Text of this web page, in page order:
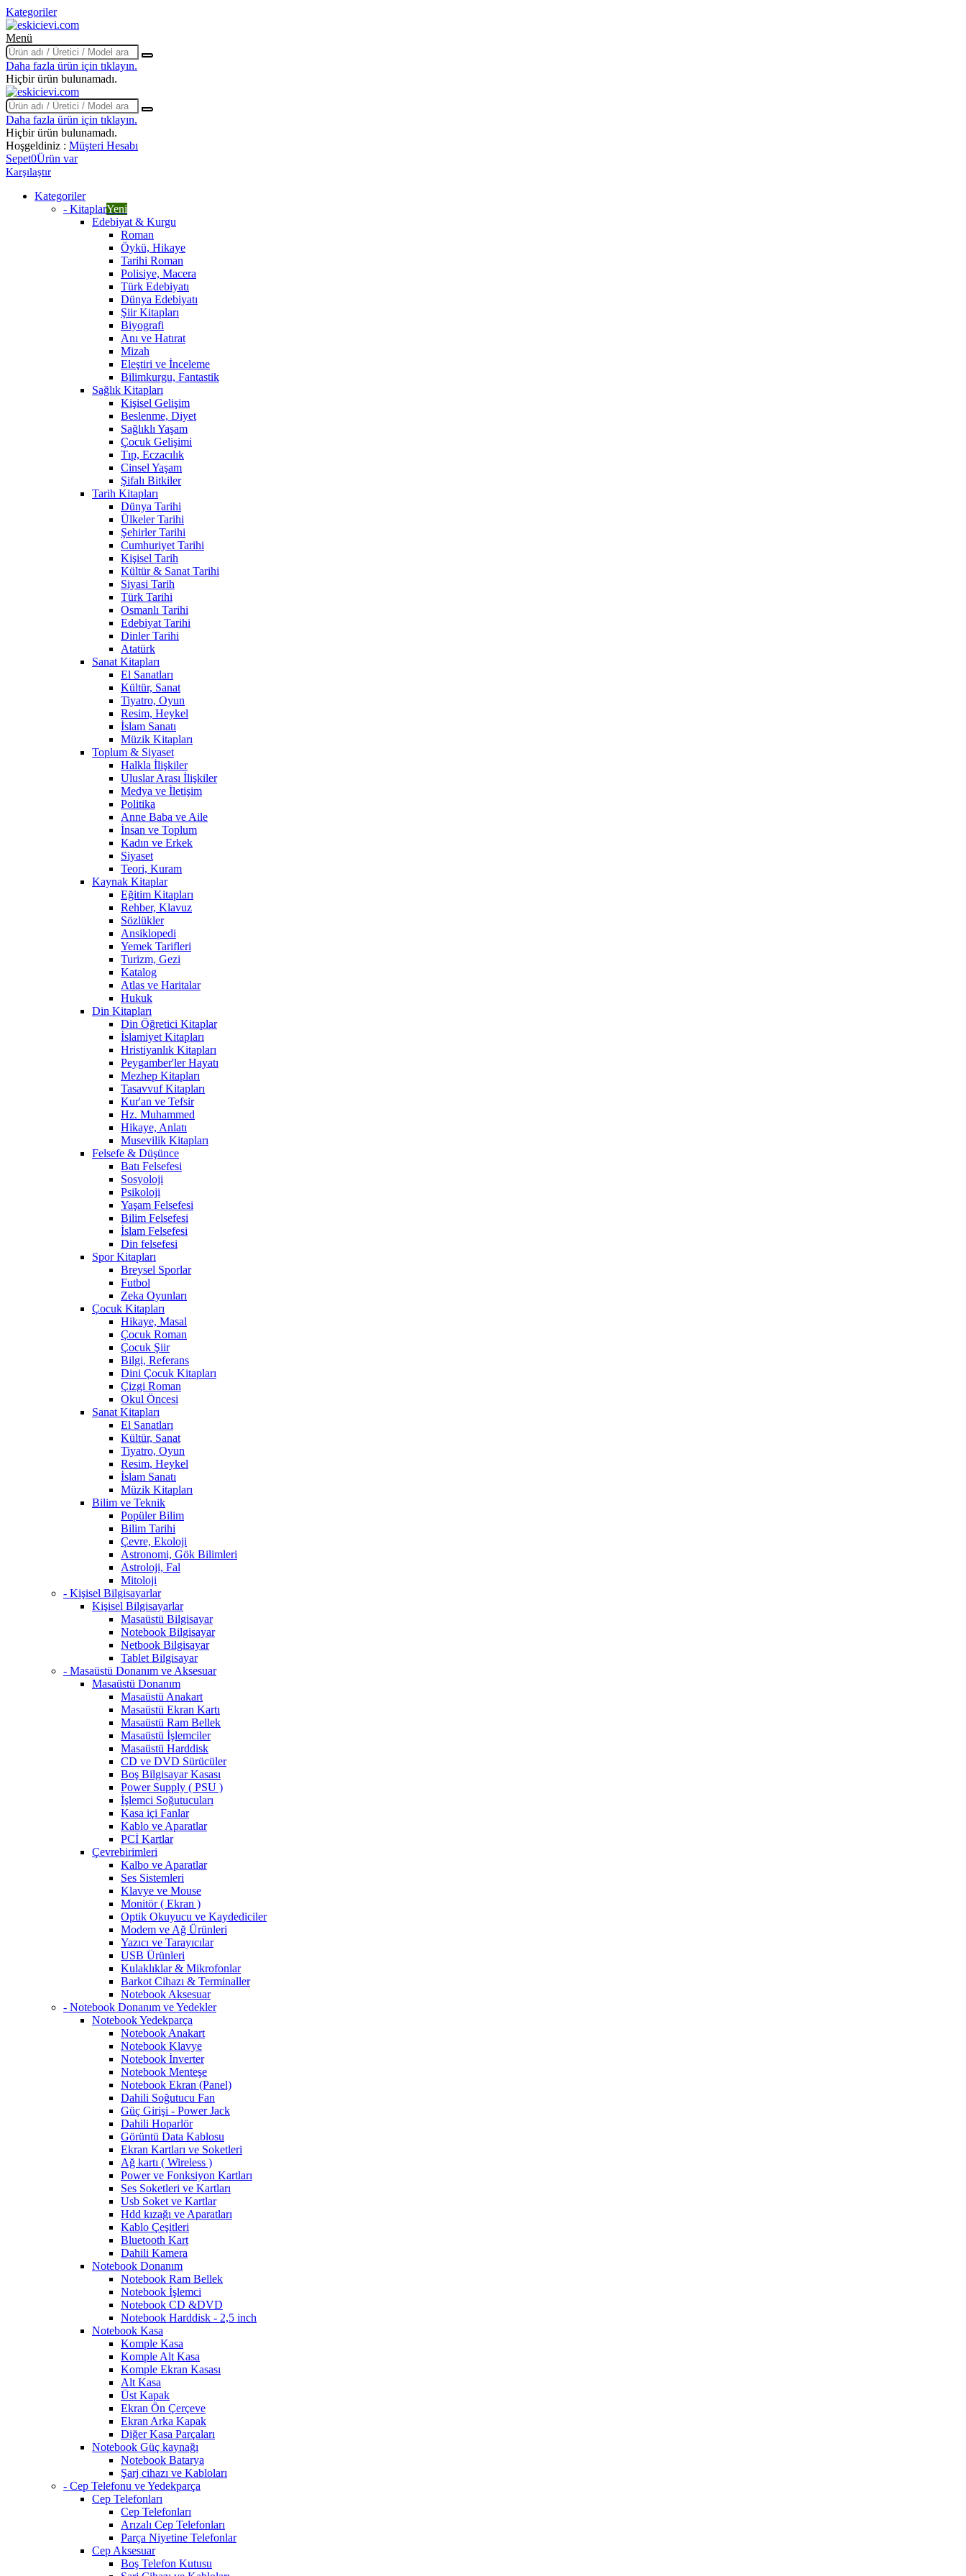
Kategoriler
Menü
Daha fazla ürün için tıklayın.
Hiçbir ürün bulunamadı.
Daha fazla ürün için tıklayın.
Hiçbir ürün bulunamadı.
Hoşgeldiniz : Müşteri Hesabı
Sepet0Ürün var
Karşılaştır
Kategoriler
- KitaplarYeni
Edebiyat & Kurgu
Roman
Öykü, Hikaye
Tarihi Roman
Polisiye, Macera
Türk Edebiyatı
Dünya Edebiyatı
Şiir Kitapları
Biyografi
Anı ve Hatırat
Mizah
Eleştiri ve İnceleme
Bilimkurgu, Fantastik
Sağlık Kitapları
Kişisel Gelişim
Beslenme, Diyet
Sağlıklı Yaşam
Çocuk Gelişimi
Tıp, Eczacılık
Cinsel Yaşam
Şifalı Bitkiler
Tarih Kitapları
Dünya Tarihi
Ülkeler Tarihi
Şehirler Tarihi
Cumhuriyet Tarihi
Kişisel Tarih
Kültür & Sanat Tarihi
Siyasi Tarih
Türk Tarihi
Osmanlı Tarihi
Edebiyat Tarihi
Dinler Tarihi
Atatürk
Sanat Kitapları
El Sanatları
Kültür, Sanat
Tiyatro, Oyun
Resim, Heykel
İslam Sanatı
Müzik Kitapları
Toplum & Siyaset
Halkla İlişkiler
Uluslar Arası İlişkiler
Medya ve İletişim
Politika
Anne Baba ve Aile
İnsan ve Toplum
Kadın ve Erkek
Siyaset
Teori, Kuram
Kaynak Kitaplar
Eğitim Kitapları
Rehber, Klavuz
Sözlükler
Ansiklopedi
Yemek Tarifleri
Turizm, Gezi
Katalog
Atlas ve Haritalar
Hukuk
Din Kitapları
Din Öğretici Kitaplar
İslamiyet Kitapları
Hristiyanlık Kitapları
Peygamber'ler Hayatı
Mezhep Kitapları
Tasavvuf Kitapları
Kur'an ve Tefsir
Hz. Muhammed
Hikaye, Anlatı
Musevilik Kitapları
Felsefe & Düşünce
Batı Felsefesi
Sosyoloji
Psikoloji
Yaşam Felsefesi
Bilim Felsefesi
İslam Felsefesi
Din felsefesi
Spor Kitapları
Breysel Sporlar
Futbol
Zeka Oyunları
Çocuk Kitapları
Hikaye, Masal
Çocuk Roman
Çocuk Şiir
Bilgi, Referans
Dini Çocuk Kitapları
Çizgi Roman
Okul Öncesi
Sanat Kitapları
El Sanatları
Kültür, Sanat
Tiyatro, Oyun
Resim, Heykel
İslam Sanatı
Müzik Kitapları
Bilim ve Teknik
Popüler Bilim
Bilim Tarihi
Çevre, Ekoloji
Astronomi, Gök Bilimleri
Astroloji, Fal
Mitoloji
- Kişisel Bilgisayarlar
Kişisel Bilgisayarlar
Masaüstü Bilgisayar
Notebook Bilgisayar
Netbook Bilgisayar
Tablet Bilgisayar
- Masaüstü Donanım ve Aksesuar
Masaüstü Donanım
Masaüstü Anakart
Masaüstü Ekran Kartı
Masaüstü Ram Bellek
Masaüstü İşlemciler
Masaüstü Harddisk
CD ve DVD Sürücüler
Boş Bilgisayar Kasası
Power Supply ( PSU )
İşlemci Soğutucuları
Kasa içi Fanlar
Kablo ve Aparatlar
PCİ Kartlar
Çevrebirimleri
Kalbo ve Aparatlar
Ses Sistemleri
Klavye ve Mouse
Monitör ( Ekran )
Optik Okuyucu ve Kaydediciler
Modem ve Ağ Ürünleri
Yazıcı ve Tarayıcılar
USB Ürünleri
Kulaklıklar & Mikrofonlar
Barkot Cihazı & Terminaller
Notebook Aksesuar
- Notebook Donanım ve Yedekler
Notebook Yedekparça
Notebook Anakart
Notebook Klavye
Notebook İnverter
Notebook Menteşe
Notebook Ekran (Panel)
Dahili Soğutucu Fan
Güç Girişi - Power Jack
Dahili Hoparlör
Görüntü Data Kablosu
Ekran Kartları ve Soketleri
Ağ kartı ( Wireless )
Power ve Fonksiyon Kartları
Ses Soketleri ve Kartları
Usb Soket ve Kartlar
Hdd kızağı ve Aparatları
Kablo Çeşitleri
Bluetooth Kart
Dahili Kamera
Notebook Donanım
Notebook Ram Bellek
Notebook İşlemci
Notebook CD &DVD
Notebook Harddisk - 2,5 inch
Notebook Kasa
Komple Kasa
Komple Alt Kasa
Komple Ekran Kasası
Alt Kasa
Üst Kapak
Ekran Ön Çerçeve
Ekran Arka Kapak
Diğer Kasa Parçaları
Notebook Güç kaynağı
Notebook Batarya
Şarj cihazı ve Kabloları
- Cep Telefonu ve Yedekparça
Cep Telefonları
Cep Telefonları
Arızalı Cep Telefonları
Parça Niyetine Telefonlar
Cep Aksesuar
Boş Telefon Kutusu